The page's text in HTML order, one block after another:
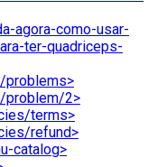
agora-como-usar-
ter-quadriceps-
problems>
problem/2>
terms>
refund>
catalog>